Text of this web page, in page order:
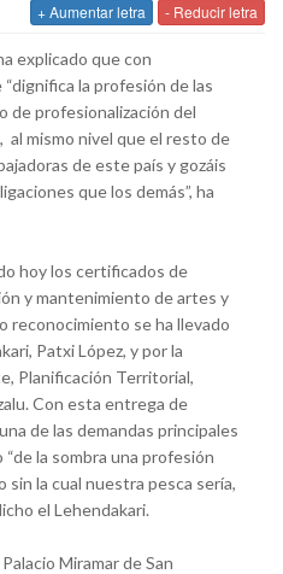
+ Aumentar letra - Reducir letra
explicado que con
la profesión de las
de profesionalización del
al mismo nivel que el resto de
de este país y gozáis
que los demás”, ha
hoy los certificados de
y mantenimiento de artes y
reconocimiento se ha llevado
Patxi López, y por la
Planificación Territorial,
Con esta entrega de
de las demandas principales
la sombra una profesión
la cual nuestra pesca sería,
el Lehendakari.
Miramar de San